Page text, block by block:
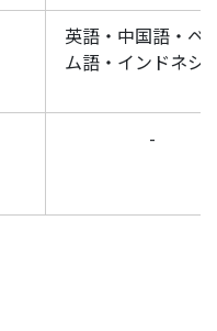
英語・中国語・ベ
ム語・インドネシ
-